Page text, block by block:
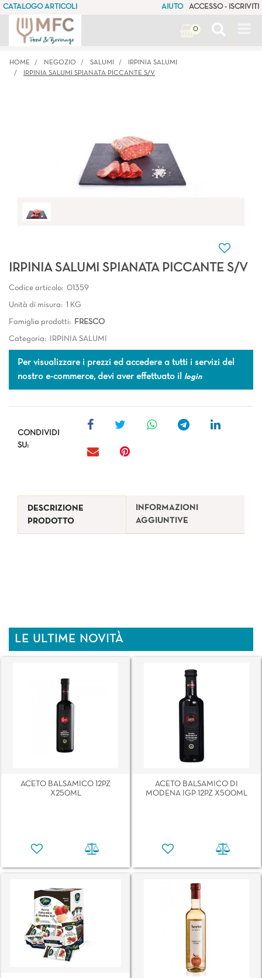
CATALOGO ARTICOLI AIUTO ACCESSO - ISCRIVITI
0
HOME NEGOZIO SALUMI
IRPINIA SALUMI
IRPINIA SALUMI SPIANATA PICCANTE S/V
IRPINIA SALUMI SPIANATA PICCANTE S/V
Codice articolo: 01359
Unità di misura: 1 KG
Famiglia prodotti: FRESCO
Categoria: IRPINIA SALUMI
Per visualizzare i prezzi ed accedere a tutti i servizi del
nostro e-commerce, devi aver effettuato il login
CONDIVIDI
SU:
DESCRIZIONE
PRODOTTO
INFORMAZIONI
AGGIUNTIVE
LE ULTIME NOVITÀ
ACETO BALSAMICO 12PZ
X250ML
ACETO BALSAMICO DI
MODENA IGP 12PZ X500ML